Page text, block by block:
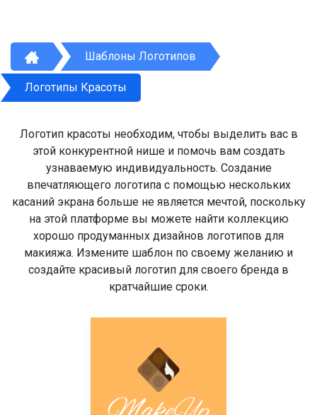
Шаблоны Логотипов
Логотипы Красоты
Логотип красоты необходим, чтобы выделить вас в
этой конкурентной нише и помочь вам создать
узнаваемую индивидуальность. Создание
впечатляющего логотипа с помощью нескольких
касаний экрана больше не является мечтой, поскольку
на этой платформе вы можете найти коллекцию
хорошо продуманных дизайнов логотипов для
макияжа. Измените шаблон по своему желанию и
создайте красивый логотип для своего бренда в
кратчайшие сроки.